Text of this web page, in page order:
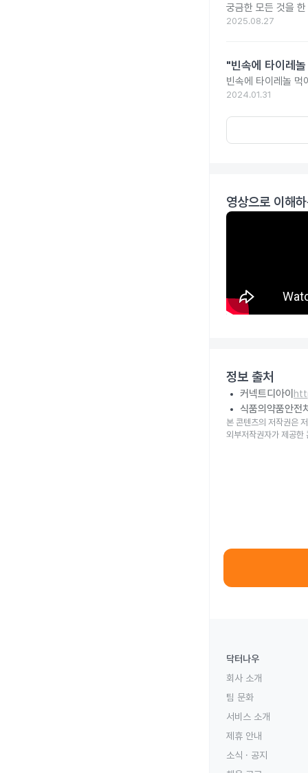
궁금한 모든 것을
2025.08.27
"빈속에 타이레
빈속에 타이레놀 먹
2024.01.31
영상으로 이해
정보 출처
커넥트디아이
식품의약품안전
본 콘텐츠의 저작권은
외부저작권자가 제공한
닥터나우
회사 소개
팀 문화
서비스 소개
제휴 안내
소식 · 공지